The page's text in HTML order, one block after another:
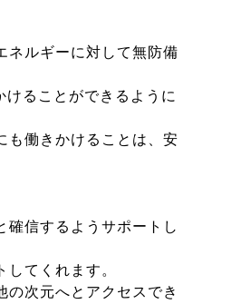
ネルギーに対して無防備
ることができるように
も働きかけることは、安
確信するようサポートし
てくれます。
の次元へとアクセスでき